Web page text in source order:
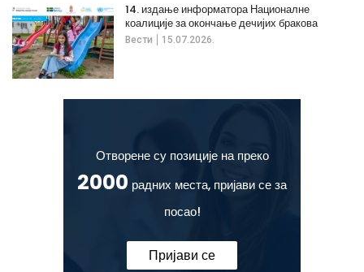
Вести 15.07.2026.
14. издање информатора Националне
коалиције за окончање дечијих бракова
Отворене су позиције на преко
2000 радних места, пријави се за
посао!
Пријави се